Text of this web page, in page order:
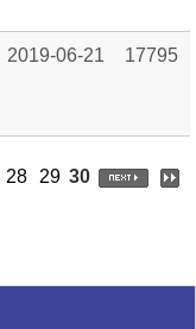
2019-06-21 17795
28 29 30